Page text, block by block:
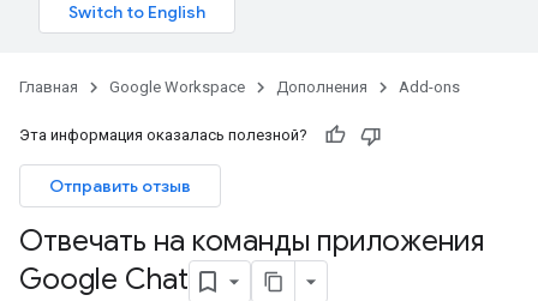
Главная Google Workspace Дополнения Add-ons
Эта информация оказалась полезной?
Отправить отзыв
Отвечать на команды приложения
Google Chat